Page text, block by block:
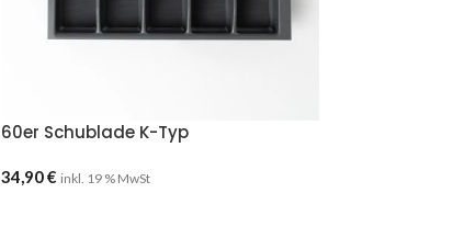
60er Schublade K-Typ
34,90€ inkl. 19 % MwSt